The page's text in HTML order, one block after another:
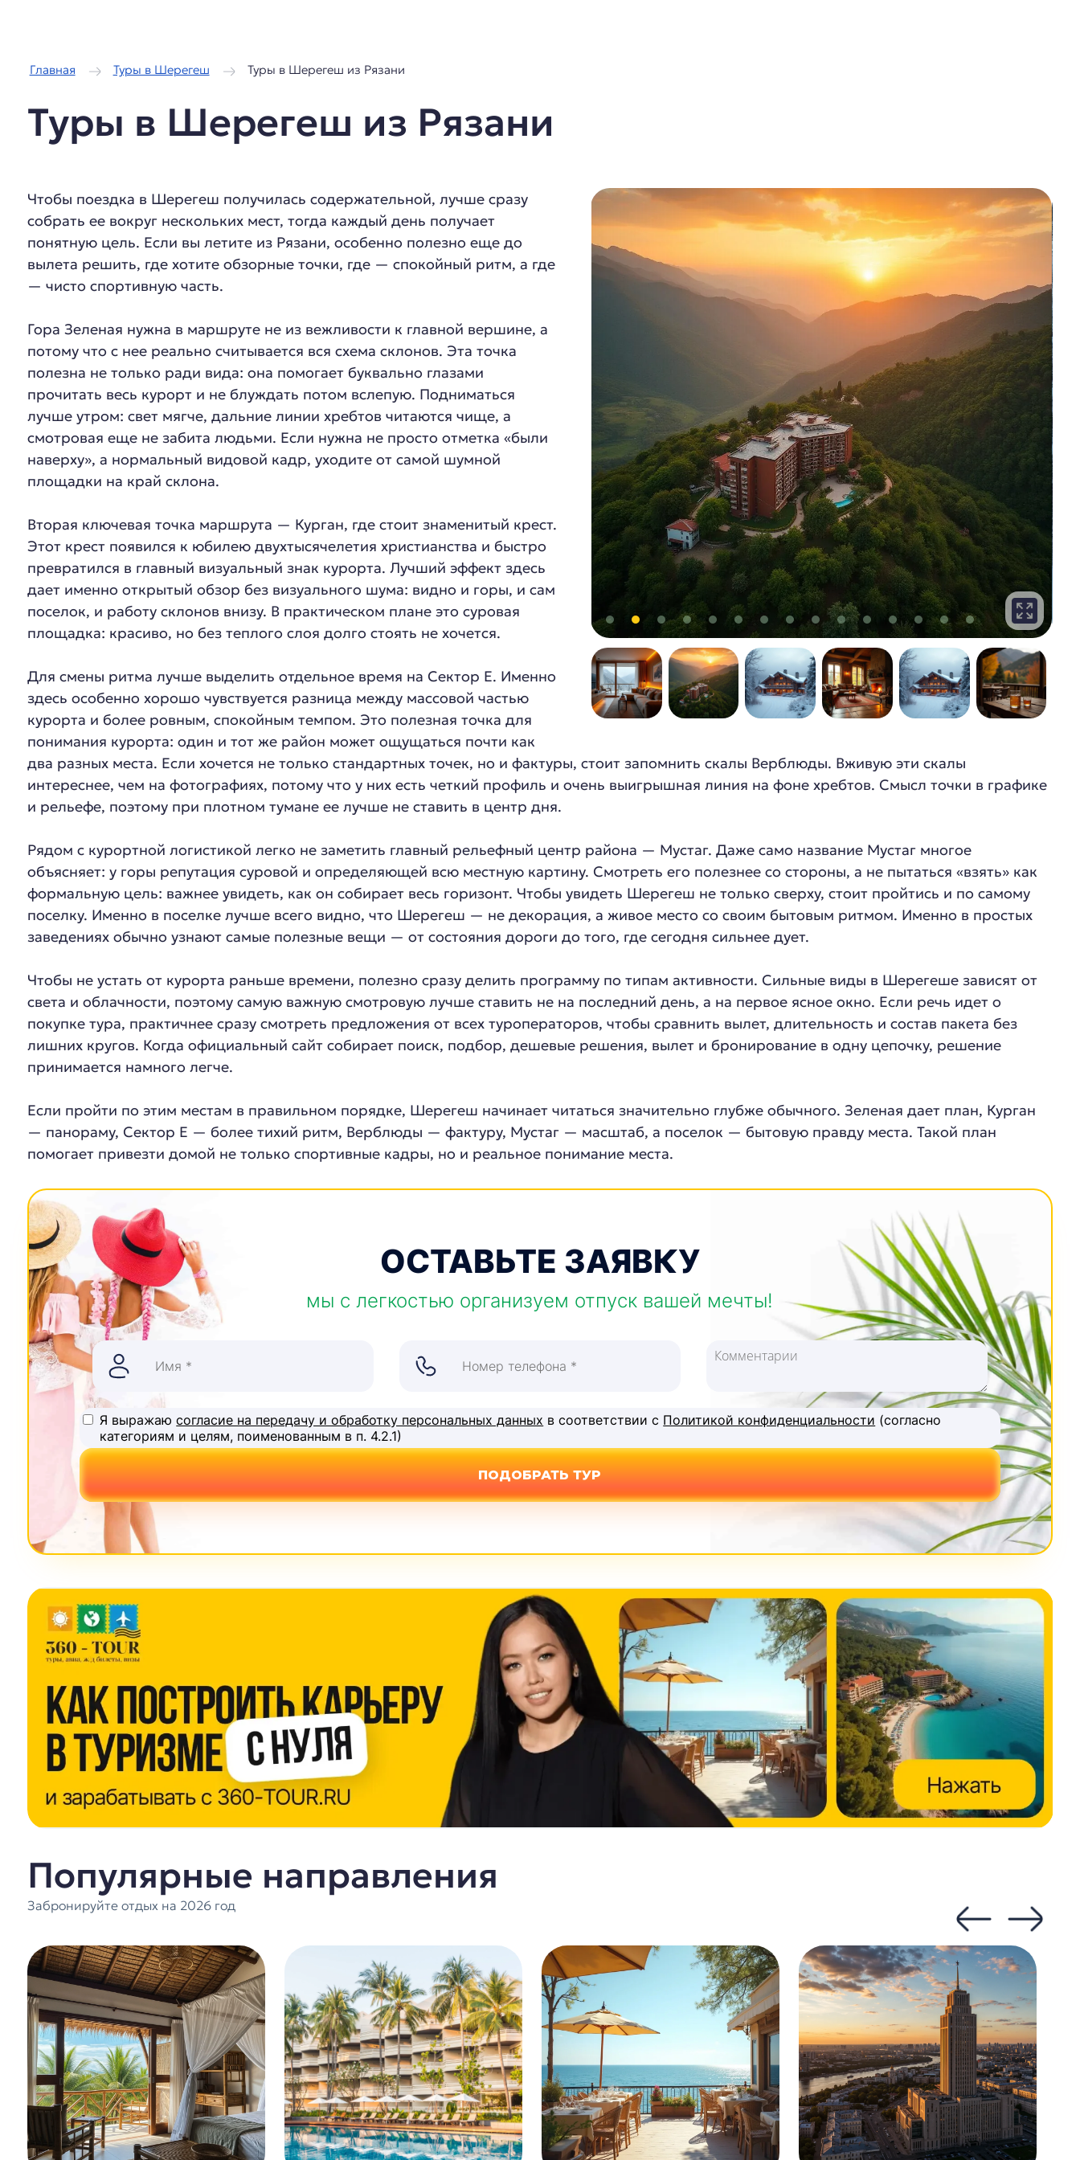
Главная / Туры в Шерегеш / Туры в Шерегеш из Рязани
Туры в Шерегеш из Рязани
Чтобы поездка в Шерегеш получилась содержательной, лучше сразу
собрать ее вокруг нескольких мест, тогда каждый день получает
понятную цель. Если вы летите из Рязани, особенно полезно еще до
вылета решить, где хотите обзорные точки, где — спокойный ритм, а где
— чисто спортивную часть.
Гора Зеленая нужна в маршруте не из вежливости к главной вершине, а
потому что с нее реально считывается вся схема склонов. Эта точка
полезна не только ради вида: она помогает буквально глазами
прочитать весь курорт и не блуждать потом вслепую. Подниматься
лучше утром: свет мягче, дальние линии хребтов читаются чище, а
смотровая еще не забита людьми. Если нужна не просто отметка «были
наверху», а нормальный видовой кадр, уходите от самой шумной
площадки на край склона.
Вторая ключевая точка маршрута — Курган, где стоит знаменитый крест.
Этот крест появился к юбилею двухтысячелетия христианства и быстро
превратился в главный визуальный знак курорта. Лучший эффект здесь
дает именно открытый обзор без визуального шума: видно и горы, и сам
поселок, и работу склонов внизу. В практическом плане это суровая
площадка: красиво, но без теплого слоя долго стоять не хочется.
Для смены ритма лучше выделить отдельное время на Сектор Е. Именно
здесь особенно хорошо чувствуется разница между массовой частью
курорта и более ровным, спокойным темпом. Это полезная точка для
понимания курорта: один и тот же район может ощущаться почти как
два разных места. Если хочется не только стандартных точек, но и фактуры, стоит запомнить скалы Верблюды. Вживую эти скалы
интереснее, чем на фотографиях, потому что у них есть четкий профиль и очень выигрышная линия на фоне хребтов. Смысл точки в графике
и рельефе, поэтому при плотном тумане ее лучше не ставить в центр дня.
Рядом с курортной логистикой легко не заметить главный рельефный центр района — Мустаг. Даже само название Мустаг многое
объясняет: у горы репутация суровой и определяющей всю местную картину. Смотреть его полезнее со стороны, а не пытаться «взять» как
формальную цель: важнее увидеть, как он собирает весь горизонт. Чтобы увидеть Шерегеш не только сверху, стоит пройтись и по самому
поселку. Именно в поселке лучше всего видно, что Шерегеш — не декорация, а живое место со своим бытовым ритмом. Именно в простых
заведениях обычно узнают самые полезные вещи — от состояния дороги до того, где сегодня сильнее дует.
Чтобы не устать от курорта раньше времени, полезно сразу делить программу по типам активности. Сильные виды в Шерегеше зависят от
света и облачности, поэтому самую важную смотровую лучше ставить не на последний день, а на первое ясное окно. Если речь идет о
покупке тура, практичнее сразу смотреть предложения от всех туроператоров, чтобы сравнить вылет, длительность и состав пакета без
лишних кругов. Когда официальный сайт собирает поиск, подбор, дешевые решения, вылет и бронирование в одну цепочку, решение
принимается намного легче.
Если пройти по этим местам в правильном порядке, Шерегеш начинает читаться значительно глубже обычного. Зеленая дает план, Курган
— панораму, Сектор Е — более тихий ритм, Верблюды — фактуру, Мустаг — масштаб, а поселок — бытовую правду места. Такой план
помогает привезти домой не только спортивные кадры, но и реальное понимание места.
ОСТАВЬТЕ ЗАЯВКУ
мы с легкостью организуем отпуск вашей мечты!
Я выражаюсогласие на передачу и обработку персональных данных в соответствии с Политикой конфиденциальности (согласно
категориям и целям, поименованным в п. 4.2.1)
ПОДОБРАТЬ ТУР
Популярные направления
Забронируйте отдых на 2026 год